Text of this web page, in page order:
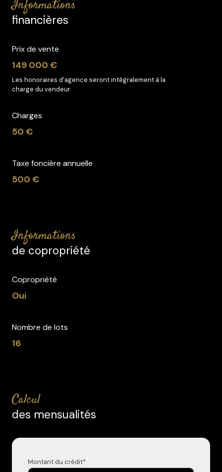
informations
financières
Prix de vente
149 000 €
Les honoraires d'agence seront intégralement à la
charge du vendeur
Charges
50 €
Taxe foncière annuelle
500 €
informations
de copropriété
Copropriété
Oui
Nombre de lots
16
calcul
des mensualités
Montant du crédit*